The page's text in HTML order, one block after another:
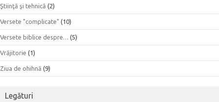
Ştiinţă şi tehnică (2)
Versete "complicate" (10)
Versete biblice despre… (5)
Vrăjitorie (1)
Ziua de ohihnă (9)
Legături